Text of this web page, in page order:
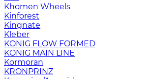
Khomen Wheels
Kinforest
Kingnate
Kleber
KONIG FLOW FORMED
KONIG MAIN LINE
Kormoran
KRONPRINZ